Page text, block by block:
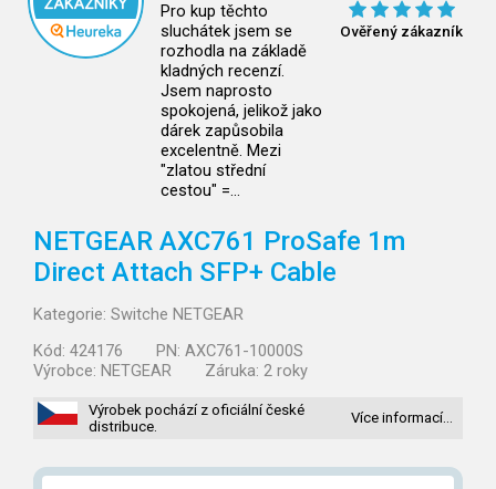
Pro kup těchto
sluchátek jsem se
rozhodla na základě
kladných recenzí.
Jsem naprosto
spokojená, jelikož jako
dárek zapůsobila
excelentně. Mezi
"zlatou střední
cestou" =…
Ověřený zákazník
NETGEAR AXC761 ProSafe 1m
Direct Attach SFP+ Cable
Kategorie: Switche NETGEAR
Kód: 424176 PN: AXC761-10000S
Výrobce: NETGEAR Záruka: 2 roky
Výrobek pochází z oficiální české
distribuce.
Více informací…